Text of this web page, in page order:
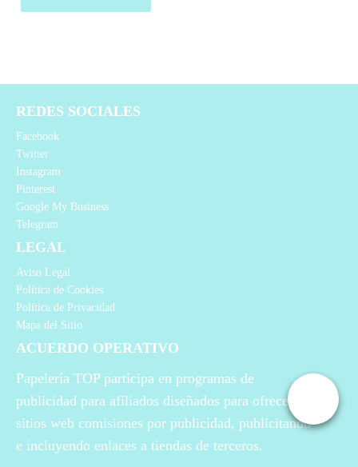
REDES SOCIALES
Facebook
Twitter
Instagram
Pinterest
Google My Business
Telegram
LEGAL
Aviso Legal
Política de Cookies
Política de Privacidad
Mapa del Sitio
ACUERDO OPERATIVO
Papelería TOP participa en programas de
publicidad para afiliados diseñados para ofrecer a
sitios web comisiones por publicidad, publicitando
e incluyendo enlaces a tiendas de terceros.